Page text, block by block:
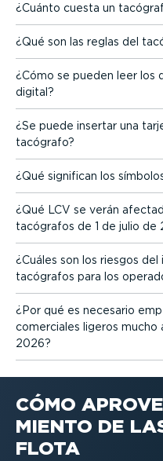
¿Cuánto cuesta un
¿Qué son las reglas del
¿Cómo se pueden leer los
digital?
¿Se puede insertar una
tacógrafo?
¿Qué significan los
¿Qué LCV se verán
tacógrafos de 1 de julio de
¿Cuáles son los riesgos
tacógrafos para los
¿Por qué es necesario
comerciales ligeros
2026?
CÓMO
MIENTO DE
FLOTA